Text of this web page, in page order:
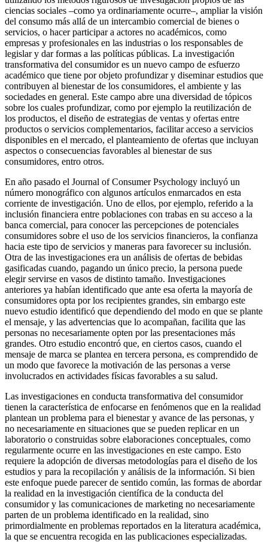
ciencias sociales –como ya ordinariamente ocurre–, ampliar la visión
del consumo más allá de un intercambio comercial de bienes o
servicios, o hacer participar a actores no académicos, como
empresas y profesionales en las industrias o los responsables de
legislar y dar formas a las políticas públicas. La investigación
transformativa del consumidor es un nuevo campo de esfuerzo
académico que tiene por objeto profundizar y diseminar estudios que
contribuyen al bienestar de los consumidores, el ambiente y las
sociedades en general. Este campo abre una diversidad de tópicos
sobre los cuales profundizar, como por ejemplo la reutilización de
los productos, el diseño de estrategias de ventas y ofertas entre
productos o servicios complementarios, facilitar acceso a servicios
disponibles en el mercado, el planteamiento de ofertas que incluyan
aspectos o consecuencias favorables al bienestar de sus
consumidores, entro otros.
En año pasado el Journal of Consumer Psychology incluyó un
número monográfico con algunos artículos enmarcados en esta
corriente de investigación. Uno de ellos, por ejemplo, referido a la
inclusión financiera entre poblaciones con trabas en su acceso a la
banca comercial, para conocer las percepciones de potenciales
consumidores sobre el uso de los servicios financieros, la confianza
hacia este tipo de servicios y maneras para favorecer su inclusión.
Otra de las investigaciones era un análisis de ofertas de bebidas
gasificadas cuando, pagando un único precio, la persona puede
elegir servirse en vasos de distinto tamaño. Investigaciones
anteriores ya habían identificado que ante esa oferta la mayoría de
consumidores opta por los recipientes grandes, sin embargo este
nuevo estudio identificó que dependiendo del modo en que se plante
el mensaje, y las advertencias que lo acompañan, facilita que las
personas no necesariamente opten por las presentaciones más
grandes. Otro estudio encontró que, en ciertos casos, cuando el
mensaje de marca se plantea en tercera persona, es comprendido de
un modo que favorece la motivación de las personas a verse
involucrados en actividades físicas favorables a su salud.
Las investigaciones en conducta transformativa del consumidor
tienen la característica de enfocarse en fenómenos que en la realidad
plantean un problema para el bienestar y avance de las personas, y
no necesariamente en situaciones que se pueden replicar en un
laboratorio o construidas sobre elaboraciones conceptuales, como
regularmente ocurre en las investigaciones en este campo. Esto
requiere la adopción de diversas metodologías para el diseño de los
estudios y para la recopilación y análisis de la información. Si bien
este enfoque puede parecer de sentido común, las formas de abordar
la realidad en la investigación científica de la conducta del
consumidor y las comunicaciones de marketing no necesariamente
parten de un problema identificado en la realidad, sino
primordialmente en problemas reportados en la literatura académica,
la que se encuentra recogida en las publicaciones especializadas.